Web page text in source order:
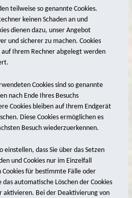
teilweise so genannte Cookies.
keinen Schaden an und
dienen dazu, unser Angebot
und sicherer zu machen. Cookies
Ihrem Rechner abgelegt werden
Cookies sind so genannte
nach Ende Ihres Besuchs
Cookies bleiben auf Ihrem Endgerät
Diese Cookies ermöglichen es
Besuch wiederzuerkennen.
einstellen, dass Sie über das Setzen
und Cookies nur im Einzelfall
für bestimmte Fälle oder
automatische Löschen der Cookies
aktivieren. Bei der Deaktivierung von